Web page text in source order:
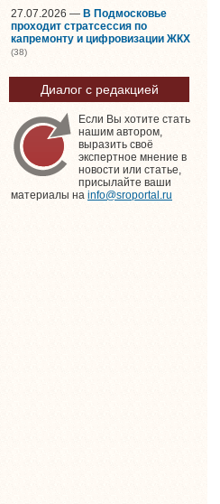
27.07.2026 — В Подмосковье
проходит стратсессия по
капремонту и цифровизации ЖКХ
(38)
Диалог с редакцией
Если Вы хотите стать
нашим автором,
выразить своё
экспертное мнение в
новости или статье,
присылайте ваши
материалы на info@sroportal.ru